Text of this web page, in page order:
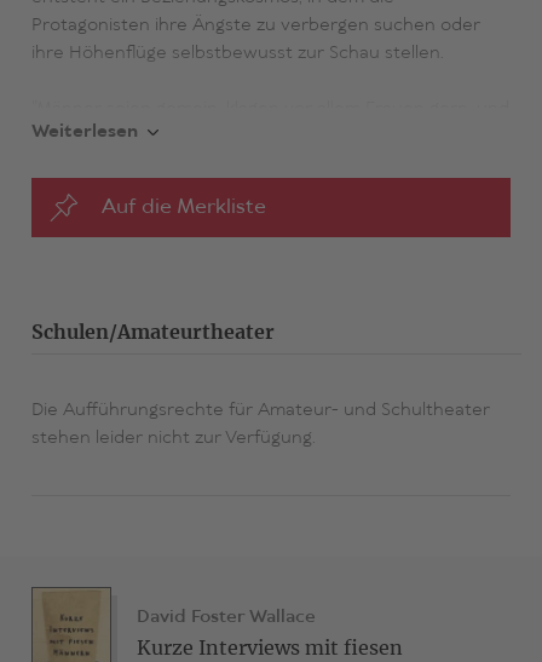
Protagonisten ihre Ängste zu verbergen suchen oder
ihre Höhenflüge selbstbewusst zur Schau stellen.
der Amerikaner David Foster Wallace belegt dies in
Zynismus: etwa mit der Story vom Reisenden, der eine
am Flughafen vergeblich wartende Frau nur tröstet, um
Fähigkeit, die Neurosen der Menschen treffend,
Weiterlesen
Auf die Merkliste
Schulen/Amateurtheater
Die Aufführungsrechte für Amateur- und Schultheater
stehen leider nicht zur Verfügung.
David Foster Wallace
Kurze Interviews mit fiesen